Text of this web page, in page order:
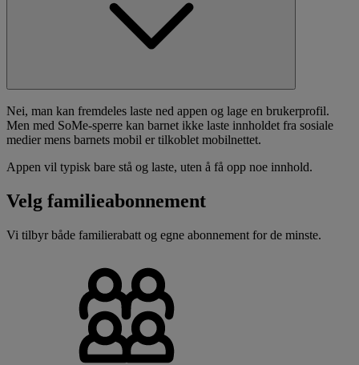
Nei, man kan fremdeles laste ned appen og lage en brukerprofil.
Men med SoMe-sperre kan barnet ikke laste innholdet fra sosiale
medier mens barnets mobil er tilkoblet mobilnettet.
Appen vil typisk bare stå og laste, uten å få opp noe innhold.
Velg familieabonnement
Vi tilbyr både familierabatt og egne abonnement for de minste.